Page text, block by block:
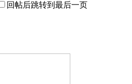
回帖后跳转到最后一页